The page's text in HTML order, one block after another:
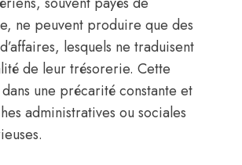
ne peuvent produire que des
lesquels ne traduisent
de leur trésorerie. Cette
une précarité constante et
administratives ou sociales